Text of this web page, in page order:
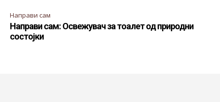
Направи сам
Направи сам: Освежувач за тоалет од природни
состојки